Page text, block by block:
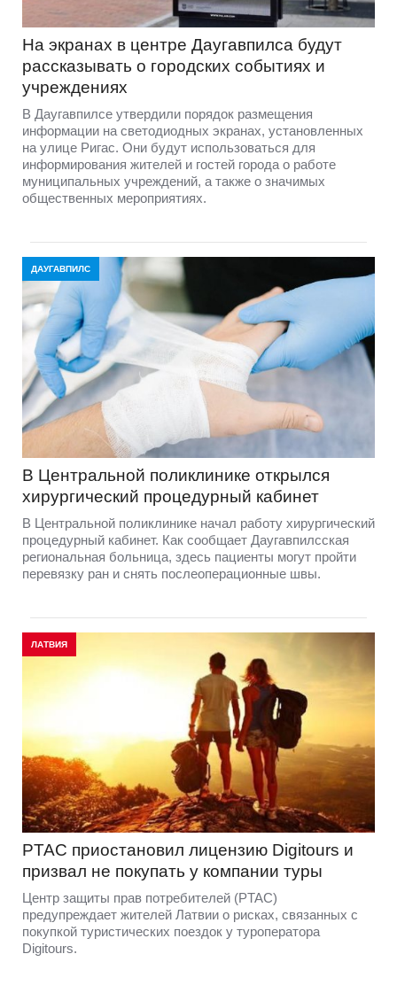
На экранах в центре Даугавпилса будут
рассказывать о городских событиях и
учреждениях
В Даугавпилсе утвердили порядок размещения
информации на светодиодных экранах, установленных
на улице Ригас. Они будут использоваться для
информирования жителей и гостей города о работе
муниципальных учреждений, а также о значимых
общественных мероприятиях.
ДАУГАВПИЛС
В Центральной поликлинике открылся
хирургический процедурный кабинет
В Центральной поликлинике начал работу хирургический
процедурный кабинет. Как сообщает Даугавпилсская
региональная больница, здесь пациенты могут пройти
перевязку ран и снять послеоперационные швы.
ЛАТВИЯ
PTAC приостановил лицензию Digitours и
призвал не покупать у компании туры
Центр защиты прав потребителей (PTAC)
предупреждает жителей Латвии о рисках, связанных с
покупкой туристических поездок у туроператора
Digitours.